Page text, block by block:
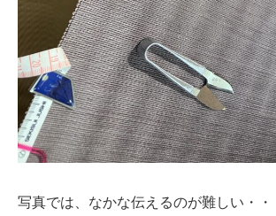
写真では、なかな伝えるのが難しい・・